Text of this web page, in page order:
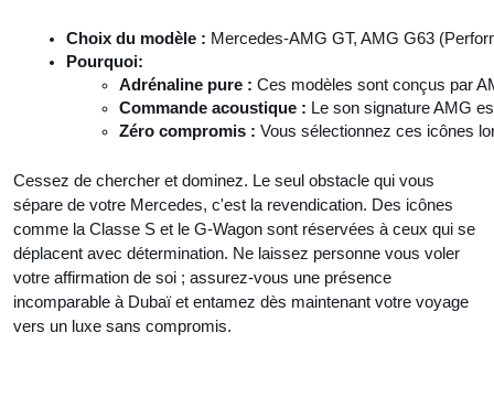
Choix du modèle : Mercedes-AMG GT, AMG G63
Pourquoi:
Adrénaline pure : Ces modèles sont conçus par
Commande acoustique : Le son signature AMG
Zéro compromis : Vous sélectionnez ces icônes
Cessez de chercher et dominez. Le seul obstacle qui vous
sépare de votre Mercedes, c'est la revendication. Des icônes
comme la Classe S et le G-Wagon sont réservées à ceux qui se
déplacent avec détermination. Ne laissez personne vous voler
votre affirmation de soi ; assurez-vous une présence
incomparable à Dubaï et entamez dès maintenant votre voyage
vers un luxe sans compromis.